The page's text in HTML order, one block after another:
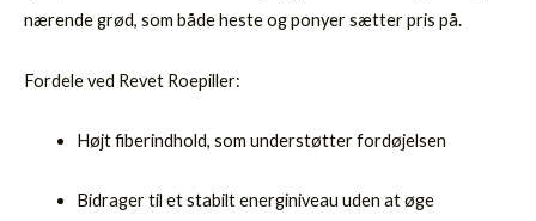
nærende grød, som både heste og ponyer sætter pris på.
Fordele ved Revet Roepiller:
Højt fiberindhold, som understøtter fordøjelsen
Bidrager til et stabilt energiniveau uden at øge